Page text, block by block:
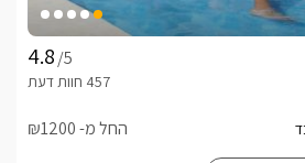
בקבוק יין משובח וחבילת פינוקים לכל אורח הכוללת פן לייבוש /5
החל מ- ₪1200